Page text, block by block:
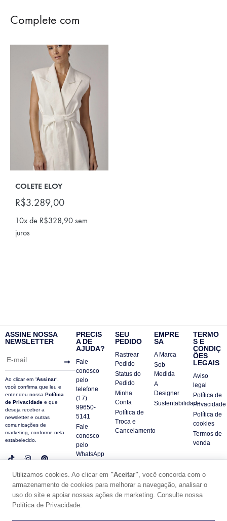
Complete com
COLETE ELOY
R$3.289,00
10x de R$328,90 sem
juros
ASSINE NOSSA
NEWSLETTER
Ao clicar em “Assinar“,
você confirma que leu e
entendeu nossa Política
de Privacidade e que
deseja receber a
newsletter e outras
comunicações de
marketing, conforme nela
estabelecido.
PRECIS
A DE
AJUDA?
Fale
conosco
pelo
telefone
(17)
99650-
5141
Fale
conosco
pelo
WhatsApp
FAQ
SEU
PEDIDO
Rastrear
Pedido
Status do
Pedido
Minha
Conta
Política de
Troca e
Cancelamento
EMPRE
SA
A Marca
Sob
Medida
A
Designer
Sustentabilidade
TERMO
S E
CONDIÇ
ÕES
LEGAIS
Aviso
legal
Política de
Privacidade
Política de
cookies
Termos de
venda
© DUE PANNO - 2024 -
CNPJ18.684.752/0001-84
Utilizamos cookies. Ao clicar em "Aceitar", você concorda com o
armazenamento de cookies para melhorar a navegação, analisar o
uso do site e apoiar nossas ações de marketing. Consulte nossa
Política de Privacidade.